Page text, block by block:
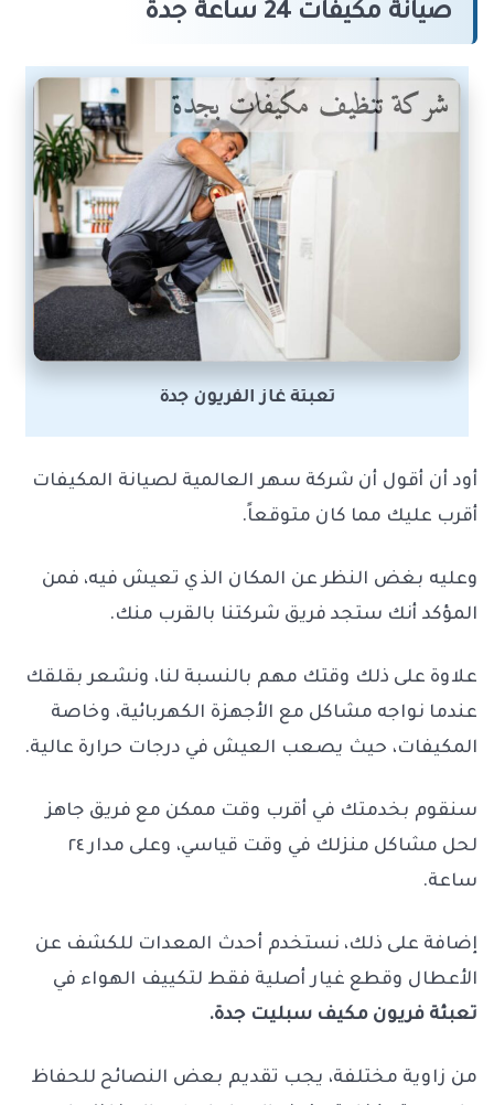
صيانة مكيفات 24 ساعة جدة
تعبئة غاز الفريون جدة
أود أن أقول أن شركة سهر العالمية لصيانة المكيفات
أقرب عليك مما كان متوقعاً.
وعليه بغض النظر عن المكان الذي تعيش فيه، فمن
المؤكد أنك ستجد فريق شركتنا بالقرب منك.
علاوة على ذلك وقتك مهم بالنسبة لنا، ونشعر بقلقك
عندما نواجه مشاكل مع الأجهزة الكهربائية، وخاصة
المكيفات، حيث يصعب العيش في درجات حرارة عالية.
سنقوم بخدمتك في أقرب وقت ممكن مع فريق جاهز
لحل مشاكل منزلك في وقت قياسي، وعلى مدار ٢٤
ساعة.
إضافة على ذلك، نستخدم أحدث المعدات للكشف عن
الأعطال وقطع غيار أصلية فقط لتكييف الهواء في
تعبئة فريون مكيف سبليت جدة.
من زاوية مختلفة، يجب تقديم بعض النصائح للحفاظ